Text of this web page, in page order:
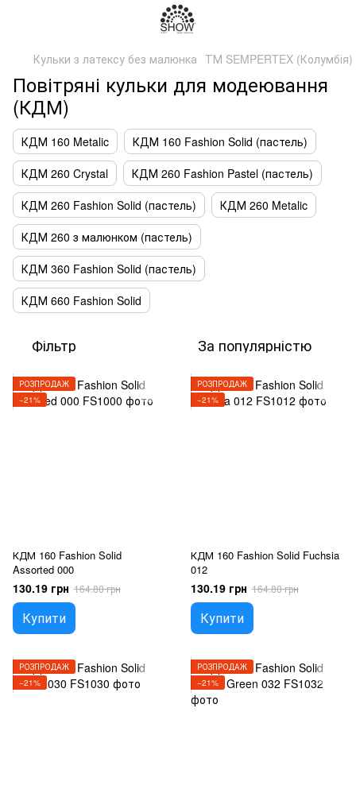
Кульки з латексу без малюнка ТМ SEMPERTEX (Колумбія)
Повітряні кульки для модеювання
(КДМ)
КДМ 160 Metalic
КДМ 160 Fashion Solid (пастель)
КДМ 260 Crystal
КДМ 260 Fashion Pastel (пастель)
КДМ 260 Fashion Solid (пастель)
КДМ 260 Metalic
КДМ 260 з малюнком (пастель)
КДМ 360 Fashion Solid (пастель)
КДМ 660 Fashion Solid
Фільтр За популярністю
РОЗПРОДАЖ
−21%
КДМ 160 Fashion Solid
Assorted 000
130.19 грн 164.80 грн
Купити
РОЗПРОДАЖ
−21%
КДМ 160 Fashion Solid Fuchsia
012
130.19 грн 164.80 грн
Купити
РОЗПРОДАЖ
−21%
РОЗПРОДАЖ
−21%